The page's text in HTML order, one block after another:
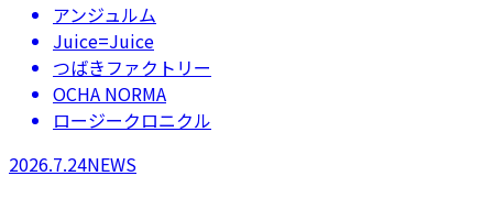
アンジュルム
Juice=Juice
つばきファクトリー
OCHA NORMA
ロージークロニクル
2026.7.24NEWS